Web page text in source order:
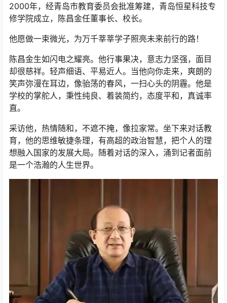
2000年，经青岛市教育委员会批准筹建，青岛恒星科技专
修学院成立，陈昌金任董事长、校长。
他愿做一束微光，为万千莘莘学子照亮未来前行的路！
陈昌金生如闪电之耀亮。他行事果决，意志力坚强，面目
却很慈祥。轻声细语、平易近人。当他向你走来，爽朗的
笑声弥漫在耳边，像骀荡的春风，一扫心头的阴霾。他是
学校的掌舵人，秉性纯良、着装简约，态度平和，真诚率
直。
采访他，热情随和，不遮不掩，像拉家常。坐下来对话教
育，他的思维敏捷条理，有高超的政治智慧，把个人的理
想融入国家的发展大局。随着对话的深入，涌到记者面前
是一个浩瀚的人生世界。